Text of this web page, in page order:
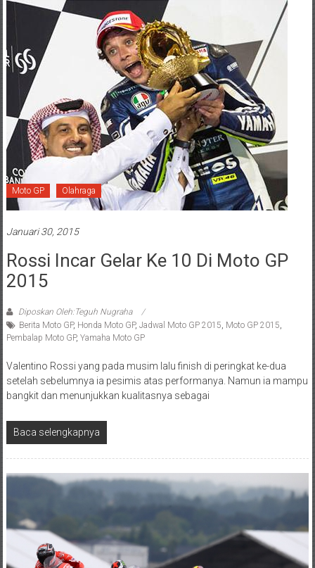
Moto GP Olahraga
Januari 30, 2015
Rossi Incar Gelar Ke 10 Di Moto GP
2015
Diposkan Oleh:Teguh Nugraha
Berita Moto GP, Honda Moto GP, Jadwal Moto GP 2015 Moto GP 2015
Pembalap Moto GP, Yamaha Moto GP
Valentino Rossi yang pada musim lalu finish di peringkat ke-dua
setelah sebelumnya ia pesimis atas performanya. Namun ia mampu
bangkit dan menunjukkan kualitasnya sebagai
Baca selengkapnya